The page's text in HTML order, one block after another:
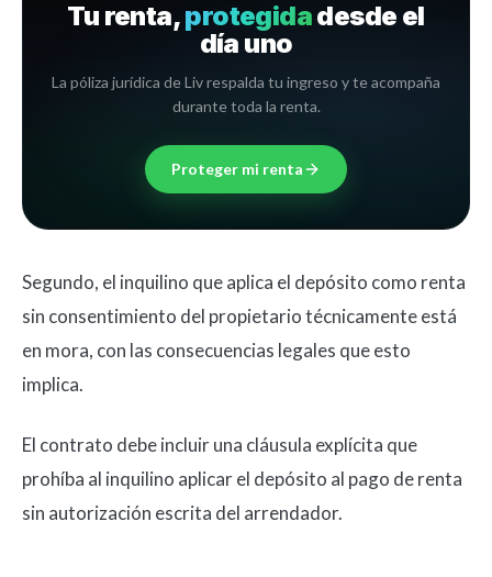
Tu renta,protegidadesde el
día uno
La póliza jurídica de Liv respalda tu ingreso y te acompaña
durante toda la renta.
Proteger mi renta
Segundo, el inquilino que aplica el depósito como renta
sin consentimiento del propietario técnicamente está
en mora, con las consecuencias legales que esto
implica.
El contrato debe incluir una cláusula explícita que
prohíba al inquilino aplicar el depósito al pago de renta
sin autorización escrita del arrendador.